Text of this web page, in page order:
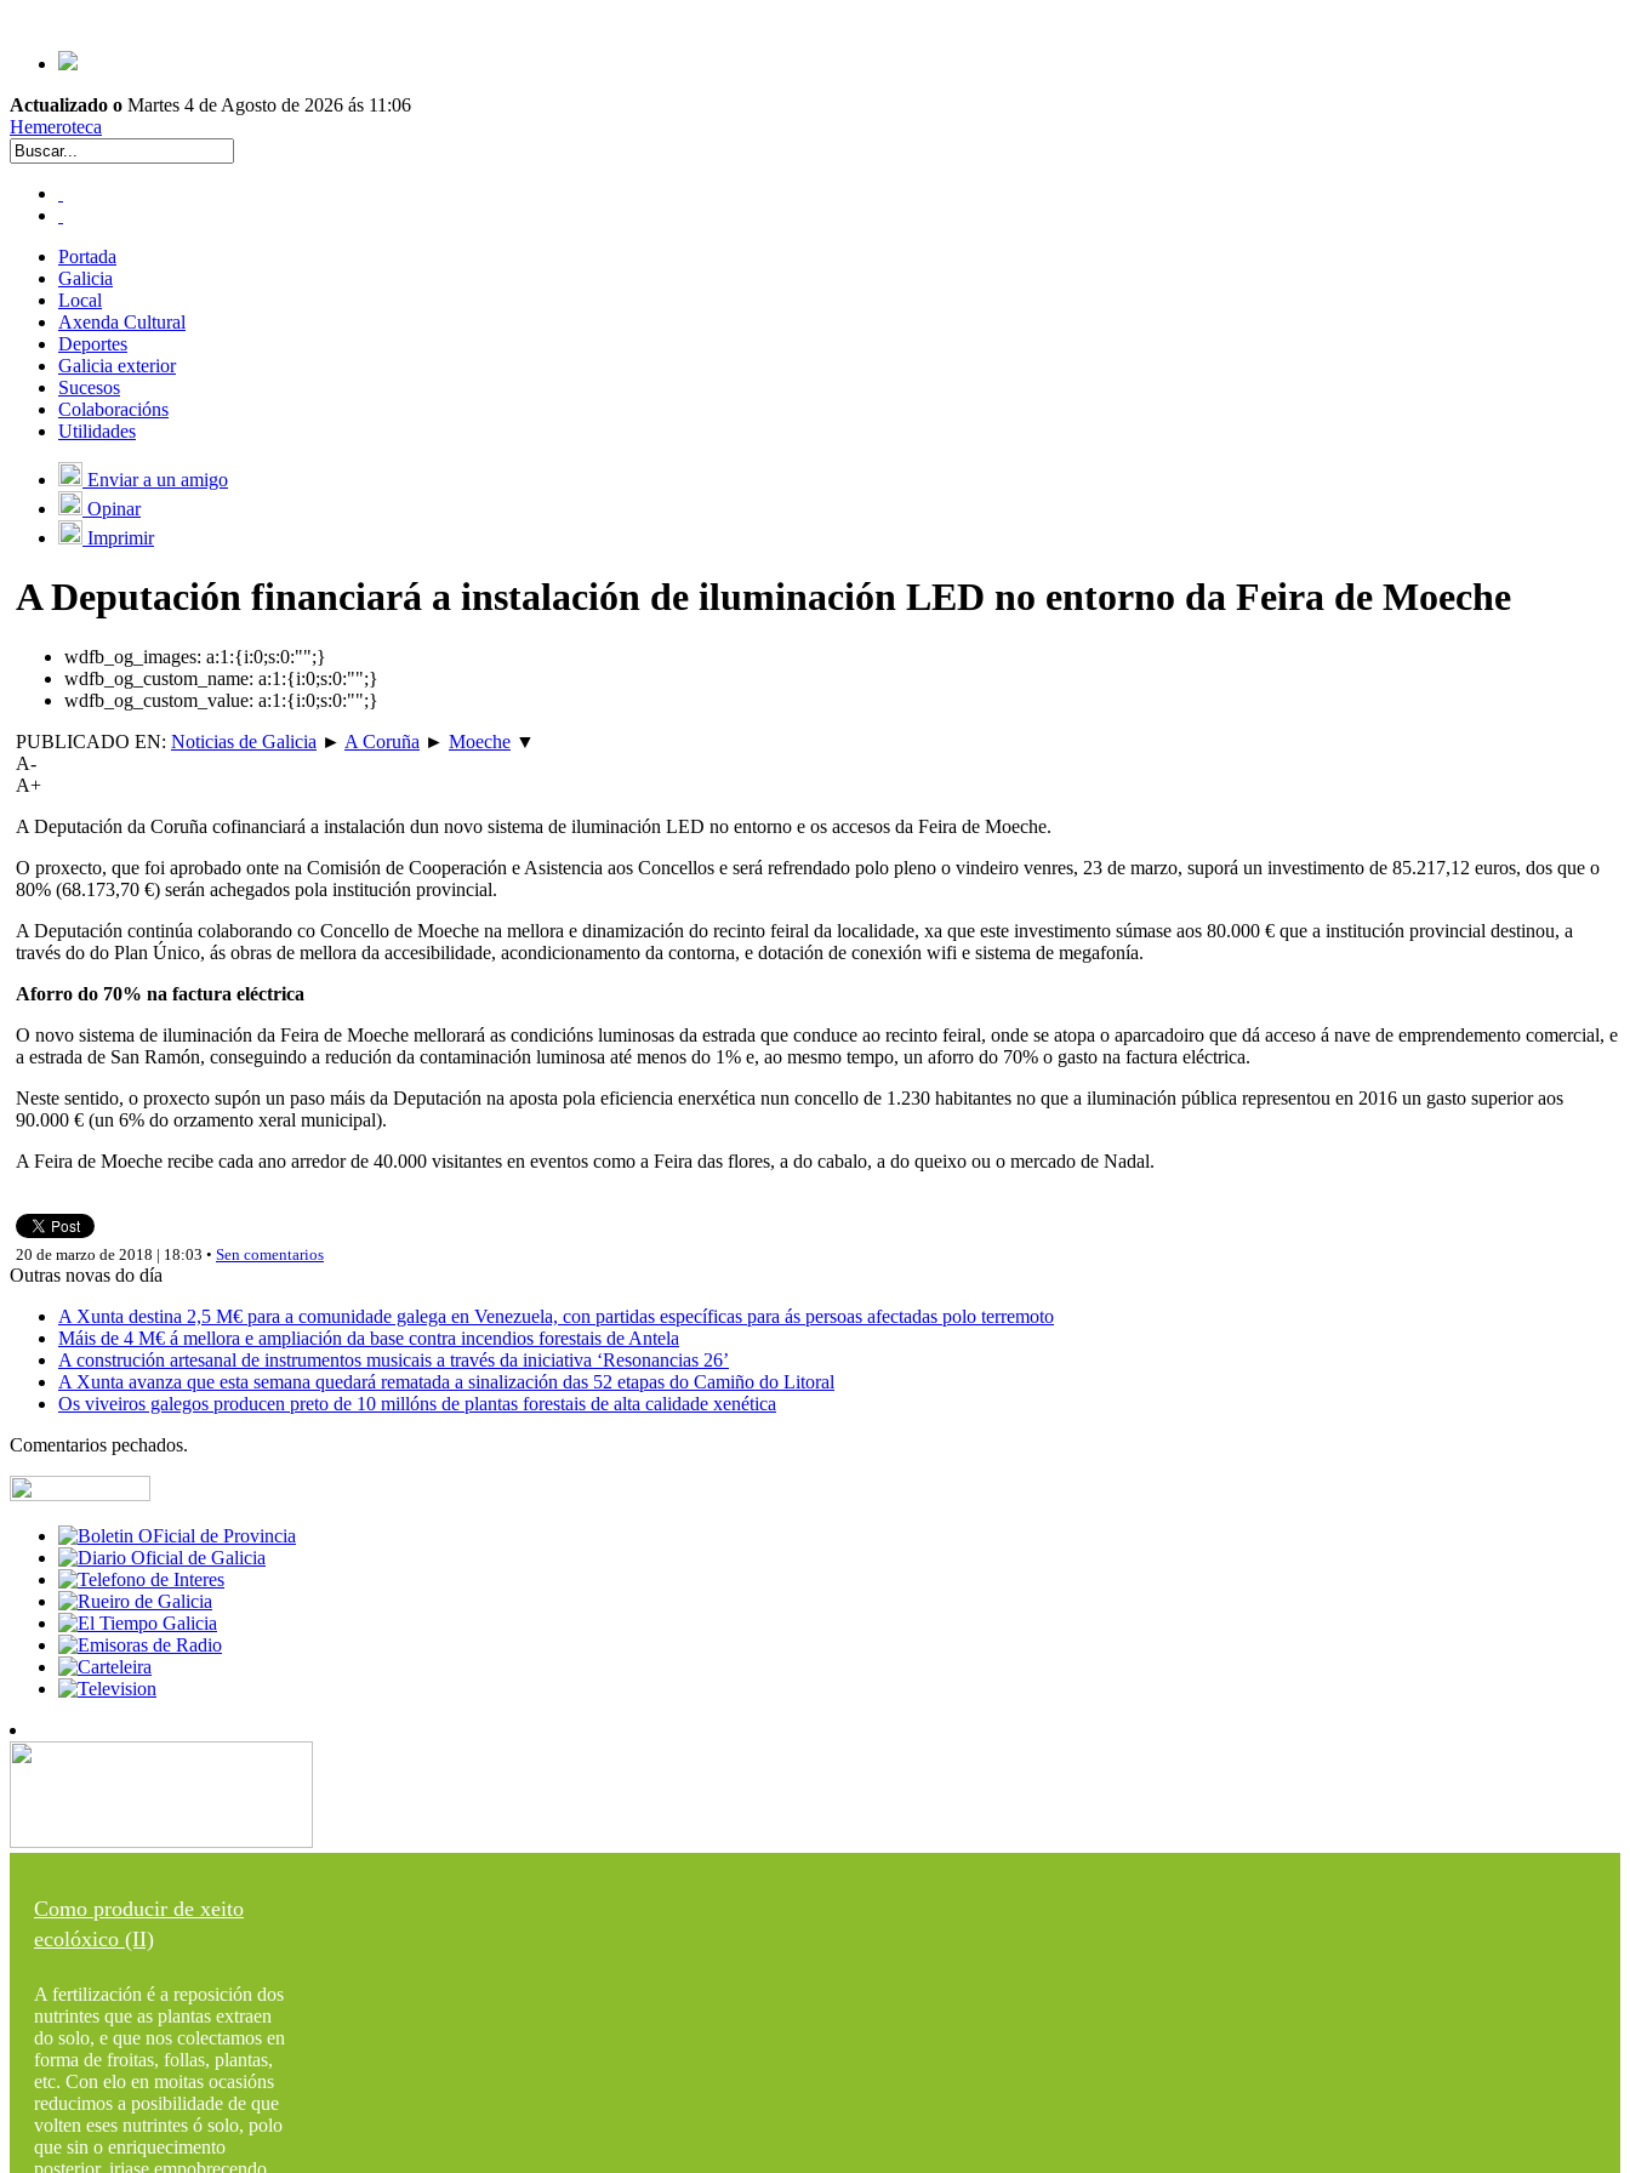
Actualizado o Martes 4 de Agosto de 2026 ás 11:06
Hemeroteca
Portada
Galicia
Local
Axenda Cultural
Deportes
Galicia exterior
Sucesos
Colaboracións
Utilidades
Enviar a un amigo
Opinar
Imprimir
A Deputación financiará a instalación de iluminación LED no entorno da Feira de Moeche
wdfb_og_images: a:1:{i:0;s:0:"";}
wdfb_og_custom_name: a:1:{i:0;s:0:"";}
wdfb_og_custom_value: a:1:{i:0;s:0:"";}
PUBLICADO EN: Noticias de Galicia ► A Coruña ► Moeche ▼
A-
A+
A Deputación da Coruña cofinanciará a instalación dun novo sistema de iluminación LED no entorno e os accesos da Feira de Moeche.
O proxecto, que foi aprobado onte na Comisión de Cooperación e Asistencia aos Concellos e será refrendado polo pleno o vindeiro venres, 23 de marzo, suporá un investimento de 85.217,12 euros, dos que o
80% (68.173,70 €) serán achegados pola institución provincial.
A Deputación continúa colaborando co Concello de Moeche na mellora e dinamización do recinto feiral da localidade, xa que este investimento súmase aos 80.000 € que a institución provincial destinou, a
través do do Plan Único, ás obras de mellora da accesibilidade, acondicionamento da contorna, e dotación de conexión wifi e sistema de megafonía.
Aforro do 70% na factura eléctrica
O novo sistema de iluminación da Feira de Moeche mellorará as condicións luminosas da estrada que conduce ao recinto feiral, onde se atopa o aparcadoiro que dá acceso á nave de emprendemento comercial, e
a estrada de San Ramón, conseguindo a redución da contaminación luminosa até menos do 1% e, ao mesmo tempo, un aforro do 70% o gasto na factura eléctrica.
Neste sentido, o proxecto supón un paso máis da Deputación na aposta pola eficiencia enerxética nun concello de 1.230 habitantes no que a iluminación pública representou en 2016 un gasto superior aos
90.000 € (un 6% do orzamento xeral municipal).
A Feira de Moeche recibe cada ano arredor de 40.000 visitantes en eventos como a Feira das flores, a do cabalo, a do queixo ou o mercado de Nadal.
20 de marzo de 2018 | 18:03 • Sen comentarios
Outras novas do día
A Xunta destina 2,5 M€ para a comunidade galega en Venezuela, con partidas específicas para ás persoas afectadas polo terremoto
Máis de 4 M€ á mellora e ampliación da base contra incendios forestais de Antela
A construción artesanal de instrumentos musicais a través da iniciativa ‘Resonancias 26’
A Xunta avanza que esta semana quedará rematada a sinalización das 52 etapas do Camiño do Litoral
Os viveiros galegos producen preto de 10 millóns de plantas forestais de alta calidade xenética
Comentarios pechados.
Como producir de xeito
ecolóxico (II)
A fertilización é a reposición dos
nutrintes que as plantas extraen
do solo, e que nos colectamos en
forma de froitas, follas, plantas,
etc. Con elo en moitas ocasións
reducimos a posibilidade de que
volten eses nutrintes ó solo, polo
que sin o enriquecimento
posterior, iriase empobrecendo